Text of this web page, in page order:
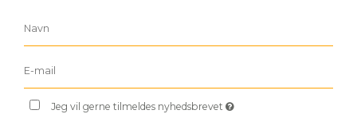
Jeg vil gerne tilmeldes nyhedsbrevet